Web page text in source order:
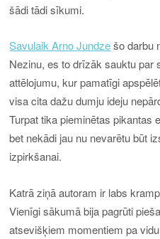
šādi tādi sīkumi.
Savulaik Arno Jundzešo darbu
Nezinu, es to drīzāk sauktu
attēlojumu, kur pamatīgi
visa cita dažu dumju ideju
Turpat tika pieminētas pikantas
bet nekādi jau nu nevarētu būt
izpirkšanai.
Katrā ziņā autoram ir labs
Vienīgi sākumā bija pagrūti
atsevišķiem momentiem pa